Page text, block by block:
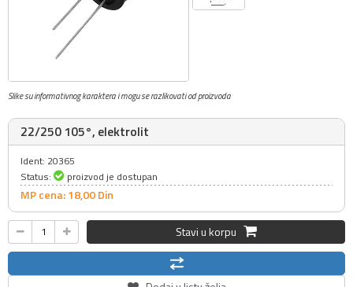
Slike su informativnog karaktera i mogu se razlikovati od proizvoda
22/250 105°, elektrolit
Ident: 20365
Status:
proizvod je dostupan
MP cena: 18,00Din
Stavi u korpu